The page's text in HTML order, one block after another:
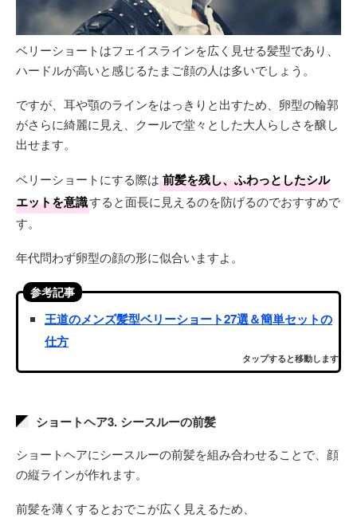
ベリーショートはフェイスラインを広く見せる髪型であり、
ハードルが高いと感じるたまご顔の人は多いでしょう。
ですが、耳や顎のラインをはっきりと出すため、卵型の輪郭
がさらに綺麗に見え、クールで堂々とした大人らしさを醸し
出せます。
ベリーショートにする際は 前髪を残し、ふわっとしたシル
エットを意識すると面長に見えるのを防げるのでおすすめで
す。
年代問わず卵型の顔の形に似合いますよ。
参考記事
王道のメンズ髪型ベリーショート27選＆簡単セットの
仕方
タップすると移動します
ショートヘア3. シースルーの前髪
ショートヘアにシースルーの前髪を組み合わせることで、顔
の縦ラインが作れます。
前髪を薄くするとおでこが広く見えるため、